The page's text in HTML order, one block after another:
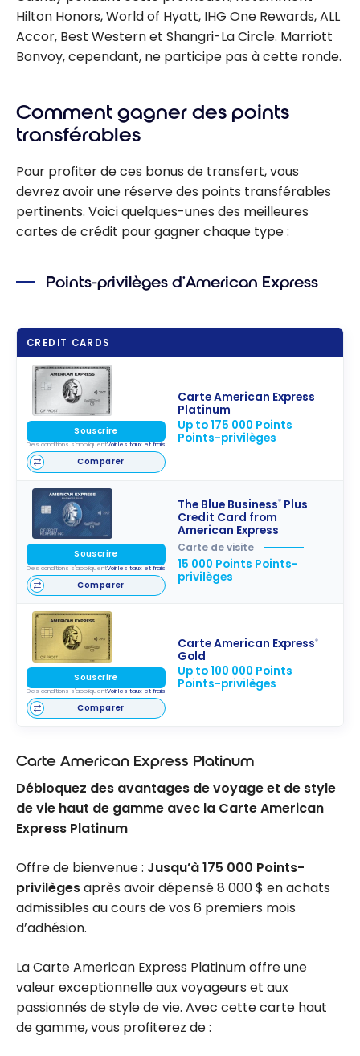
Hilton Honors, World of Hyatt, IHG One Rewards, ALL
Accor, Best Western et Shangri-La Circle. Marriott
Bonvoy, cependant, ne participe pas à cette ronde.
Comment gagner des points
transférables
Pour profiter de ces bonus de transfert, vous
devrez avoir une réserve des points transférables
pertinents. Voici quelques-unes des meilleures
cartes de crédit pour gagner chaque type :
Points-privilèges d’American Express
CREDIT CARDS
Carte American Express
Platinum
Up to 175 000 Points
Points-privilèges
Souscrire
Des conditions s'appliquentVoir les taux et frais
Comparer
The Blue Business® Plus
Credit Card from
American Express
Carte de visite
15 000 Points Points-
privilèges
Souscrire
Des conditions s'appliquentVoir les taux et frais
Comparer
Carte American Express®
Gold
Up to 100 000 Points
Points-privilèges
Souscrire
Des conditions s'appliquentVoir les taux et frais
Comparer
Carte American Express Platinum
Débloquez des avantages de voyage et de style
de vie haut de gamme avec la Carte American
Express Platinum
Offre de bienvenue : Jusqu’à 175 000 Points-
privilègesaprès avoir dépensé 8 000 $ en achats
admissibles au cours de vos 6 premiers mois
d’adhésion.
La Carte American Express Platinum offre une
valeur exceptionnelle aux voyageurs et aux
passionnés de style de vie. Avec cette carte haut
de gamme, vous profiterez de :